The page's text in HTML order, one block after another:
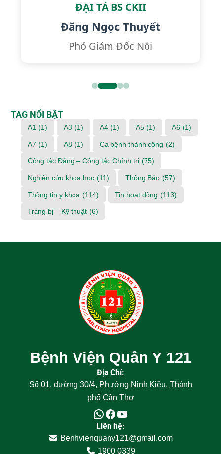
ĐẠI TÁ BS CKII
Đăng Ngọc Thuyết
Phó Giám Đốc Nội
TAG NỔI BẬT
A1 (1) A3 (1) A4 (1) A5 (1) A6 (1)
A7 (1) A8 (1) Ca bệnh thành công (2)
Công tác Đảng – Công tác Chính trị (75)
Nghiên cứu khoa học (11) Thông Báo (57)
Thông tin y khoa (114) Tin hoạt động (113)
Trang bị – Kỹ thuật (6)
Bệnh Viện Quân Y 121
Địa Chỉ:
Số 01, đường 30/4, Phường Ninh Kiều, Thành
phố Cần Thơ
Liên hệ:
Benhvienquany121@gmail.com
1900 0339